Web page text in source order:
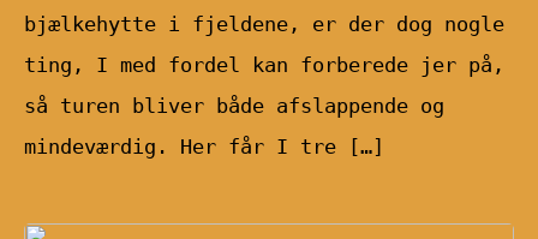
bjælkehytte i fjeldene, er der dog nogle
ting, I med fordel kan forberede jer på,
så turen bliver både afslappende og
mindeværdig. Her får I tre […]